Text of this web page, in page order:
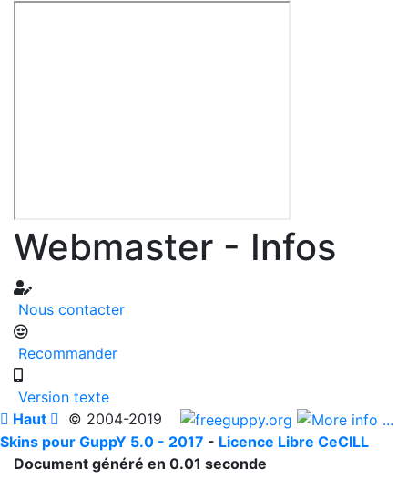
Webmaster - Infos
Nous contacter
Recommander
Version texte
 Haut  © 2004-2019
Skins pour GuppY 5.0 - 2017 - Licence Libre CeCILL
Document généré en 0.01 seconde